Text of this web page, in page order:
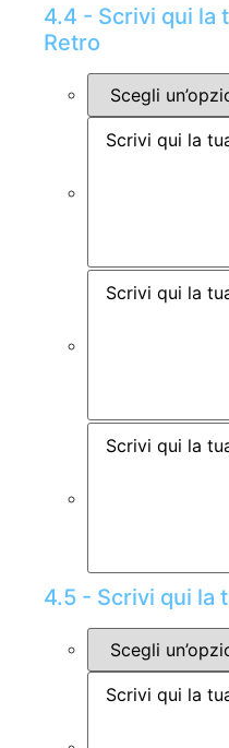
4.4 - Scrivi qui la
Retro
4.5 - Scrivi qui la